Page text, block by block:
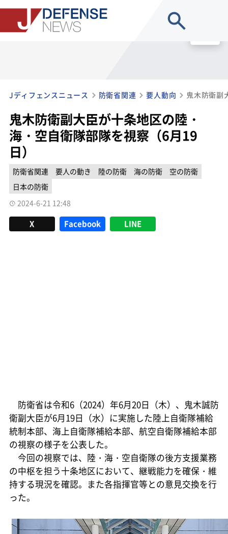
Jディフェンスニュース 防衛省関連 要人動向
鬼木防衛副大臣が十条地区の陸・
海・空自衛隊部隊を視察（6月19
日）
防衛省関連 要人の動き 陸の防衛 海の防衛
空の防衛
日本の防衛
2024-6-21 12:48
X Facebook LINE
防衛省は令和6（2024）年6月20日（木）、鬼木誠防
衛副大臣が6月19日（水）に実施した陸上自衛隊補給
統制本部、海上自衛隊補給本部、航空自衛隊補給本部
の視察の様子を公表した。
今回の視察では、陸・海・空自衛隊の後方支援業務
の中枢を担う十条地区において、継戦能力を確保・維
持する現況を確認。また各指揮官等との意見交換を行
った。